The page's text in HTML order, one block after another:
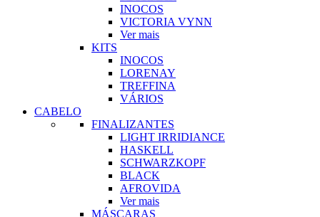
INOCOS
VICTORIA VYNN
Ver mais
KITS
INOCOS
LORENAY
TREFFINA
VÁRIOS
CABELO
FINALIZANTES
LIGHT IRRIDIANCE
HASKELL
SCHWARZKOPF
BLACK
AFROVIDA
Ver mais
MÁSCARAS